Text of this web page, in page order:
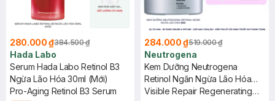
280.000 ₫384.500 ₫
Hada Labo
Serum Hada Labo Retinol B3
Ngừa Lão Hóa 30ml (Mới)
Pro-Aging Retinol B3 Serum
284.000 ₫519.000 ₫
Neutrogena
Kem Dưỡng Neutrogena
Retinol Ngăn Ngừa Lão Hóa
50g
Visible Repair Regenerating